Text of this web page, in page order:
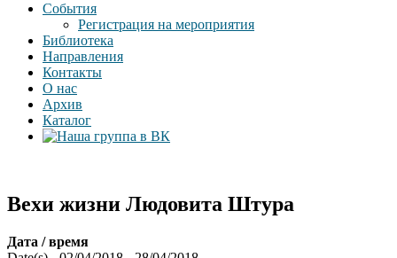
События
Регистрация на мероприятия
Библиотека
Направления
Контакты
О нас
Архив
Каталог
Вехи жизни Людовита Штура
Дата / время